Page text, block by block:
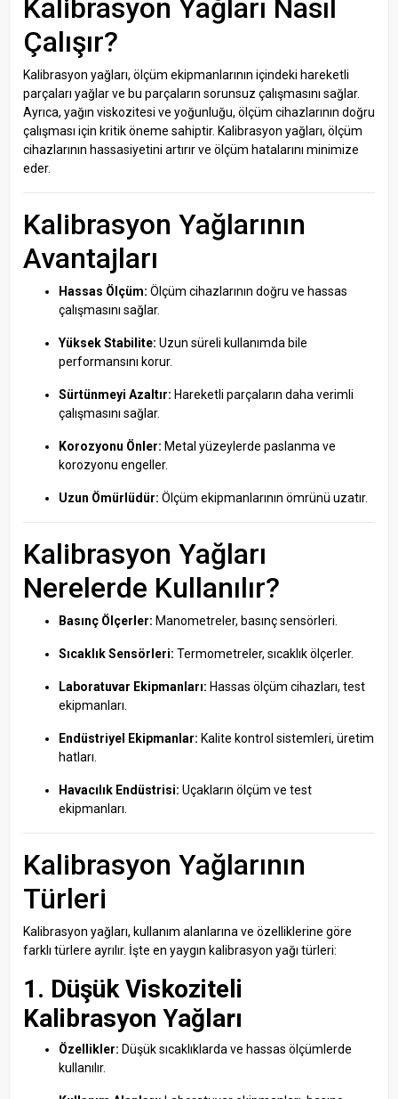
Kalibrasyon Yağları Nasıl
Çalışır?
Kalibrasyon yağları, ölçüm ekipmanlarının içindeki hareketli
parçaları yağlar ve bu parçaların sorunsuz çalışmasını sağlar.
Ayrıca, yağın viskozitesi ve yoğunluğu, ölçüm cihazlarının doğru
çalışması için kritik öneme sahiptir. Kalibrasyon yağları, ölçüm
cihazlarının hassasiyetini artırır ve ölçüm hatalarını minimize
eder.
Kalibrasyon Yağlarının
Avantajları
Hassas Ölçüm: Ölçüm cihazlarının doğru ve hassas
çalışmasını sağlar.
Yüksek Stabilite: Uzun süreli kullanımda bile
performansını korur.
Sürtünmeyi Azaltır: Hareketli parçaların daha verimli
çalışmasını sağlar.
Korozyonu Önler: Metal yüzeylerde paslanma ve
korozyonu engeller.
Uzun Ömürlüdür: Ölçüm ekipmanlarının ömrünü uzatır.
Kalibrasyon Yağları
Nerelerde Kullanılır?
Basınç Ölçerler: Manometreler, basınç sensörleri.
Sıcaklık Sensörleri: Termometreler, sıcaklık ölçerler.
Laboratuvar Ekipmanları: Hassas ölçüm cihazları, test
ekipmanları.
Endüstriyel Ekipmanlar: Kalite kontrol sistemleri, üretim
hatları.
Havacılık Endüstrisi: Uçakların ölçüm ve test
ekipmanları.
Kalibrasyon Yağlarının
Türleri
Kalibrasyon yağları, kullanım alanlarına ve özelliklerine göre
farklı türlere ayrılır. İşte en yaygın kalibrasyon yağı türleri:
1. Düşük Viskoziteli
Kalibrasyon Yağları
Özellikler: Düşük sıcaklıklarda ve hassas ölçümlerde
kullanılır.